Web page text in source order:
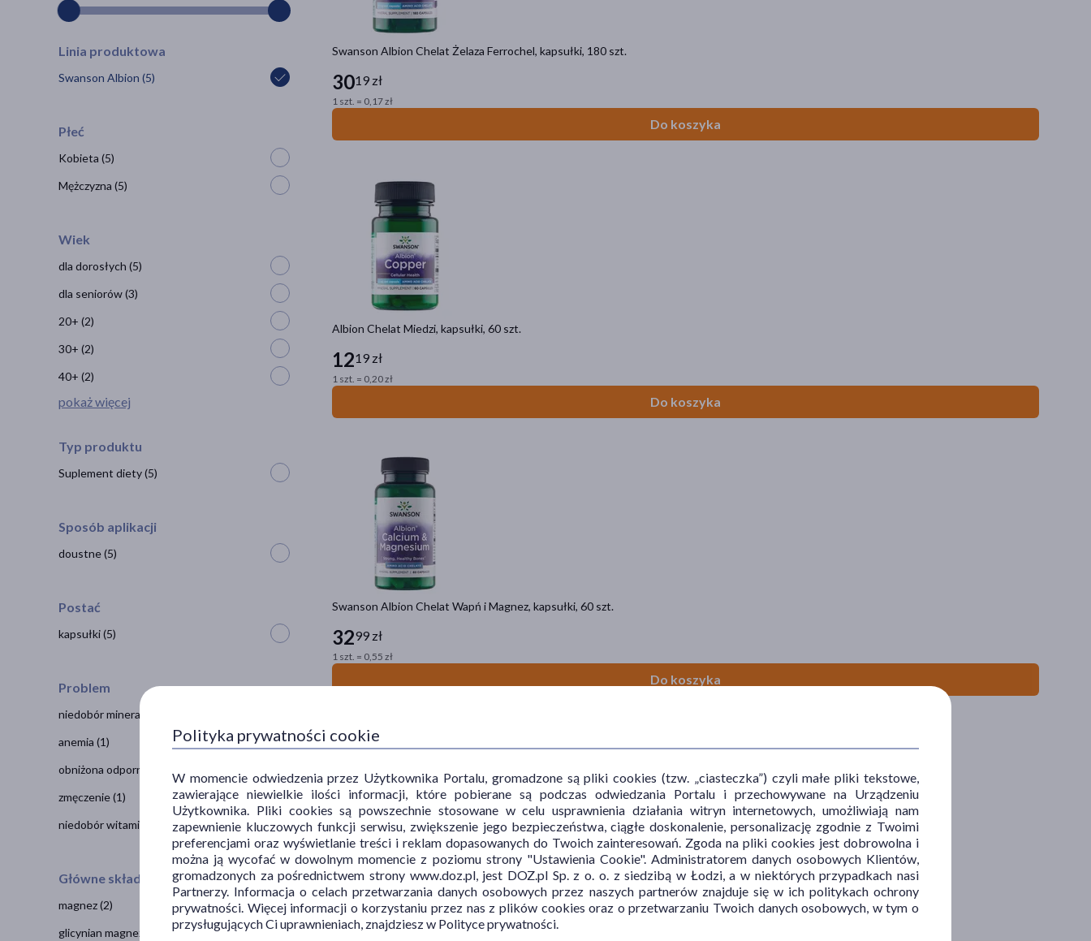
Swanson Albion Chelat Żelaza Ferrochel, kapsułki, 180 szt.
3019 zł
1 szt. = 0,17 zł
Do koszyka
Albion Chelat Miedzi, kapsułki, 60 szt.
1219 zł
1 szt. = 0,20 zł
Do koszyka
Swanson Albion Chelat Wapń i Magnez, kapsułki, 60 szt.
3299 zł
1 szt. = 0,55 zł
Do koszyka
Swanson Albion Chelat Wapnia, kapsułki, 180 szt.
8039 zł
1 szt. = 0,45 zł
Linia produktowa
Swanson Albion (5)
Płeć
Kobieta (5)
Mężczyzna (5)
Wiek
dla dorosłych (5)
dla seniorów(3)
20+ (2)
30+ (2)
40+ (2)
pokaż więcej
Typ produktu
Suplement diety(5)
Sposób aplikacji
doustne(5)
Postać
kapsułki(5)
Problem
niedobór minerałów
anemia (1)
obniżona odporność
zmęczenie(1)
niedobór witamin
Główne składniki
magnez(2)
glicynian magnezu
Polityka prywatności cookie
W momencie odwiedzenia przez Użytkownika Portalu, gromadzone są pliki cookies (tzw. „ciasteczka”) czyli małe pliki tekstowe,
zawierające niewielkie ilości informacji, które pobierane są podczas odwiedzania Portalu i przechowywane na Urządzeniu
Użytkownika. Pliki cookies są powszechnie stosowane w celu usprawnienia działania witryn internetowych, umożliwiają nam
zapewnienie kluczowych funkcji serwisu, zwiększenie jego bezpieczeństwa, ciągłe doskonalenie, personalizację zgodnie z Twoimi
preferencjami oraz wyświetlanie treści i reklam dopasowanych do Twoich zainteresowań. Zgoda na pliki cookies jest dobrowolna i
można ją wycofać w dowolnym momencie z poziomu strony "Ustawienia Cookie". Administratorem danych osobowych Klientów,
gromadzonych za pośrednictwem strony www.doz.pl, jest DOZ.pl Sp. z o. o. z siedzibą w Łodzi, a w niektórych przypadkach nasi
Partnerzy. Informacja o celach przetwarzania danych osobowych przez naszych partnerów znajduje się w ich politykach ochrony
prywatności. Więcej informacji o korzystaniu przez nas z plików cookies oraz o przetwarzaniu Twoich danych osobowych, w tym o
przysługujących Ci uprawnieniach, znajdziesz w Polityce prywatności.